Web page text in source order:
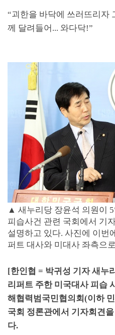
“괴한을 바닥에 쓰러뜨리자
께 달려들어 ... 와다닥!”
▲ 새누리당 장윤석 의원이
피습사건 관련 국회에서 기
설명하고 있다. 사진에 이번
퍼트 대사와 미대사 좌측으
[한인협 = 박귀성 기자 새누
리퍼트 주한 미국대사 피습
해협력범국민협의회 (이하
국회 정론관에서 기자회견
다.